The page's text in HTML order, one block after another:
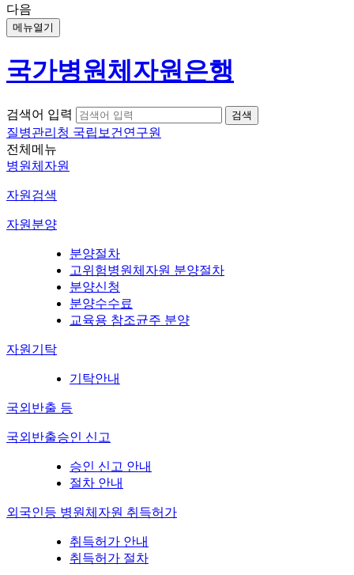
다음
메뉴열기
국가병원체자원은행
검색어 입력
질병관리청 국립보건연구원
전체메뉴
병원체자원
자원검색
자원분양
분양절차
고위험병원체자원 분양절차
분양신청
분양수수료
교육용 참조균주 분양
자원기탁
기탁안내
국외반출 등
국외반출승인 신고
승인 신고 안내
절차 안내
외국인등 병원체자원 취득허가
취득허가 안내
취득허가 절차